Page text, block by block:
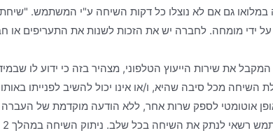
במלואו גם אם לא נוצלו כל דקות השיחה ע"י המשתמש. "שיחת
ידי מומחה. לחברה יש את הזכות לשנות את התעריפים או
את שירות הייעוץ הטלפוני, מצהיר בזה כי ידוע לו
השיחה מכל סיבה שהיא, ו/או אינו יכול להשיב לפנייתו
אוטומטי לספק שרות אחר, ללא הודעה מוקדמת של העברה